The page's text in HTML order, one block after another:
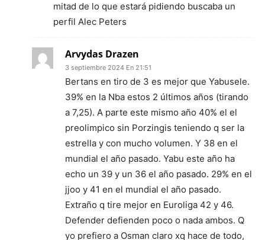
mitad de lo que estará pidiendo buscaba un
perfil Alec Peters
Arvydas Drazen
3 septiembre 2024 En 21:51
Bertans en tiro de 3 es mejor que Yabusele.
39% en la Nba estos 2 últimos años (tirando
a 7,25). A parte este mismo año 40% el el
preolimpico sin Porzingis teniendo q ser la
estrella y con mucho volumen. Y 38 en el
mundial el año pasado. Yabu este año ha
echo un 39 y un 36 el año pasado. 29% en el
jjoo y 41 en el mundial el año pasado.
Extraño q tire mejor en Euroliga 42 y 46.
Defender defienden poco o nada ambos. Q
yo prefiero a Osman claro xq hace de todo,